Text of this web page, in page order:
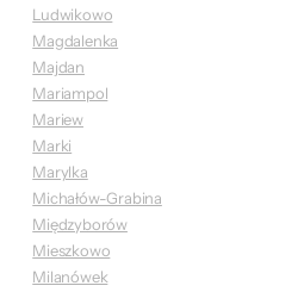
Ludwikowo
Magdalenka
Majdan
Mariampol
Mariew
Marki
Marylka
Michałów-Grabina
Międzyborów
Mieszkowo
Milanówek